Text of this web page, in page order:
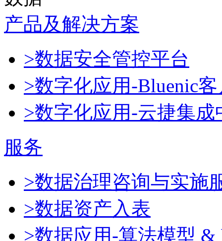
产品及解决方案
>数据安全管控平台
>数字化应用-Bluenic
>数字化应用-云捷集成
服务
>数据治理咨询与实施
>数据资产入表
>数据应用-算法模型 &